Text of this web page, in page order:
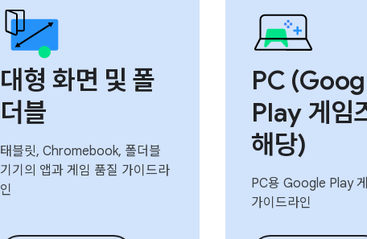
대형 화면 및 폴
더블
태블릿, Chromebook, 폴더블
기기의 앱과 게임 품질 가이드라
인
PC
Play 게임
해당)
PC용 Google Play
가이드라인